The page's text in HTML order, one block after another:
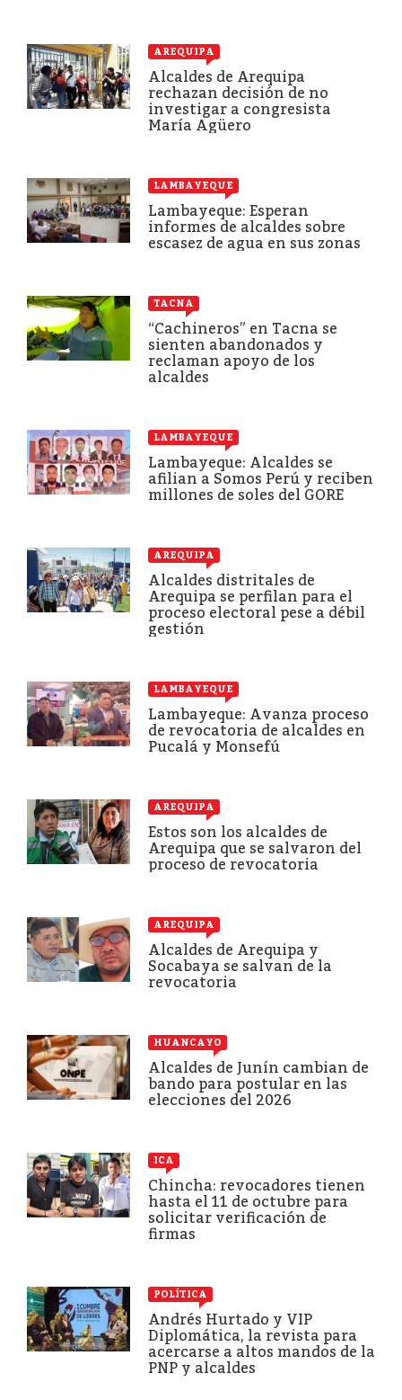
AREQUIPA
Alcaldes de Arequipa
rechazan decisión de no
investigar a congresista
María Agüero
LAMBAYEQUE
Lambayeque: Esperan
informes de alcaldes sobre
escasez de agua en sus zonas
TACNA
“Cachineros” en Tacna se
sienten abandonados y
reclaman apoyo de los
alcaldes
LAMBAYEQUE
Lambayeque: Alcaldes se
afilian a Somos Perú y reciben
millones de soles del GORE
AREQUIPA
Alcaldes distritales de
Arequipa se perfilan para el
proceso electoral pese a débil
gestión
LAMBAYEQUE
Lambayeque: Avanza proceso
de revocatoria de alcaldes en
Pucalá y Monsefú
AREQUIPA
Estos son los alcaldes de
Arequipa que se salvaron del
proceso de revocatoria
AREQUIPA
Alcaldes de Arequipa y
Socabaya se salvan de la
revocatoria
HUANCAYO
Alcaldes de Junín cambian de
bando para postular en las
elecciones del 2026
ICA
Chincha: revocadores tienen
hasta el 11 de octubre para
solicitar verificación de
firmas
POLÍTICA
Andrés Hurtado y VIP
Diplomática, la revista para
acercarse a altos mandos de la
PNP y alcaldes